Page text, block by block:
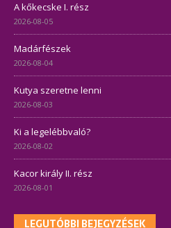
A kőkecske I. rész
2026-08-05
Madárfészek
2026-08-04
Kutya szeretne lenni
2026-08-03
Ki a legelébbvaló?
2026-08-02
Kacor király II. rész
2026-08-01
LEGUTÓBBI BEJEGYZÉSEK